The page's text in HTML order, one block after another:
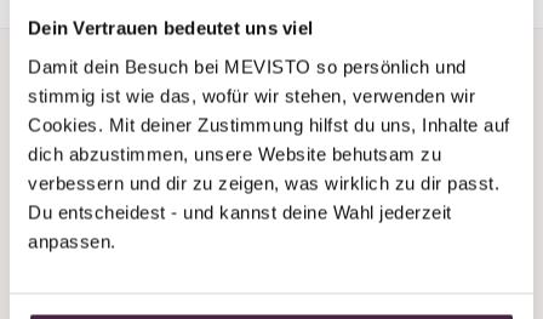
Dein Vertrauen bedeutet uns viel
Damit dein Besuch bei MEVISTO so persönlich und
stimmig ist wie das, wofür wir stehen, verwenden wir
Cookies. Mit deiner Zustimmung hilfst du uns, Inhalte auf
dich abzustimmen, unsere Website behutsam zu
verbessern und dir zu zeigen, was wirklich zu dir passt.
Du entscheidest - und kannst deine Wahl jederzeit
anpassen.
Du brauchst Unterstützung
oder Beratung?